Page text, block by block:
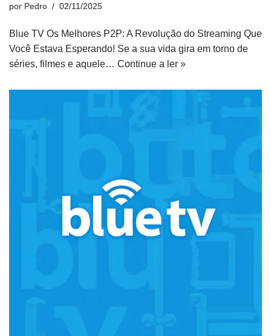
por Pedro 02/11/2025
Blue TV Os Melhores P2P: A Revolução do Streaming Que
Você Estava Esperando! Se a sua vida gira em torno de
séries, filmes e aquele… Continue a ler »